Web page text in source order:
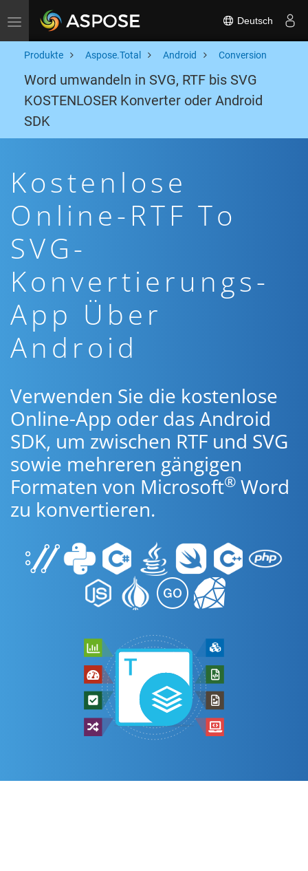
Toggle navigation Deutsch
Produkte Aspose.Total Android Conversion
Word umwandeln in SVG, RTF bis SVG
KOSTENLOSER Konverter oder Android
SDK
Kostenlose
Online-RTF To
SVG-
Konvertierungs-
App Über
Android
Verwenden Sie die kostenlose
Online-App oder das Android
SDK, um zwischen RTF und SVG
sowie mehreren gängigen
Formaten von Microsoft® Word
zu konvertieren.